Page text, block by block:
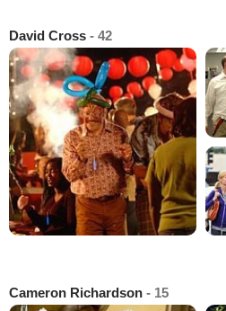
David Cross - 42
Cameron Richardson - 15